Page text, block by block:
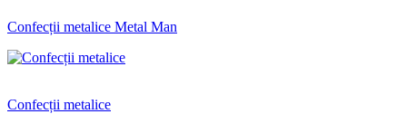
Confecții metalice Metal Man
Confecții metalice